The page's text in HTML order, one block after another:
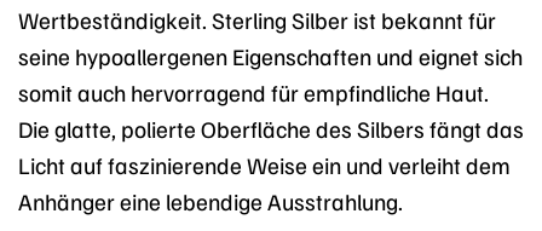
Wertbeständigkeit. Sterling Silber ist bekannt für
seine hypoallergenen Eigenschaften und eignet sich
somit auch hervorragend für empfindliche Haut.
Die glatte, polierte Oberfläche des Silbers fängt das
Licht auf faszinierende Weise ein und verleiht dem
Anhänger eine lebendige Ausstrahlung.